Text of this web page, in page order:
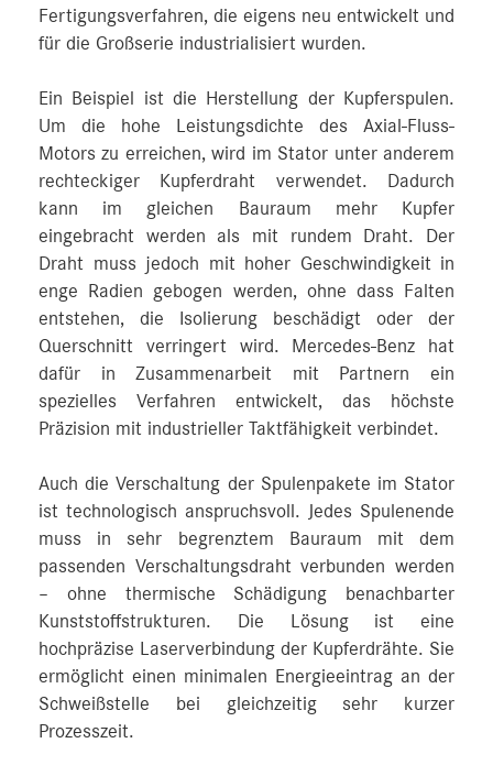
Fertigungsverfahren, die eigens neu entwickelt und
für die Großserie industrialisiert wurden.
Ein Beispiel ist die Herstellung der Kupferspulen.
Um die hohe Leistungsdichte des Axial-Fluss-
Motors zu erreichen, wird im Stator unter anderem
rechteckiger Kupferdraht verwendet. Dadurch
kann im gleichen Bauraum mehr Kupfer
eingebracht werden als mit rundem Draht. Der
Draht muss jedoch mit hoher Geschwindigkeit in
enge Radien gebogen werden, ohne dass Falten
entstehen, die Isolierung beschädigt oder der
Querschnitt verringert wird. Mercedes-Benz hat
dafür in Zusammenarbeit mit Partnern ein
spezielles Verfahren entwickelt, das höchste
Präzision mit industrieller Taktfähigkeit verbindet.
Auch die Verschaltung der Spulenpakete im Stator
ist technologisch anspruchsvoll. Jedes Spulenende
muss in sehr begrenztem Bauraum mit dem
passenden Verschaltungsdraht verbunden werden
– ohne thermische Schädigung benachbarter
Kunststoffstrukturen. Die Lösung ist eine
hochpräzise Laserverbindung der Kupferdrähte. Sie
ermöglicht einen minimalen Energieeintrag an der
Schweißstelle bei gleichzeitig sehr kurzer
Prozesszeit.